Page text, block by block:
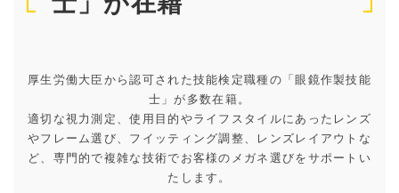
厚生労働大臣から認可された技能検定職種の「眼鏡作製技能
士」が多数在籍。
適切な視力測定、使用目的やライフスタイルにあったレンズ
やフレーム選び、フイッティング調整、レンズレイアウトな
ど、専門的で複雑な技術でお客様のメガネ選びをサポートい
たします。